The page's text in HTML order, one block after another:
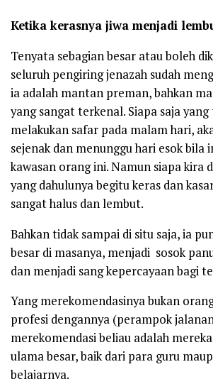
Ketika kerasnya jiwa menjadi
Tenyata sebagian besar atau boleh
seluruh pengiring jenazah sudah
ia adalah mantan preman, bahkan
yang sangat terkenal. Siapa saja
melakukan safar pada malam hari,
sejenak dan menunggu hari esok bila
kawasan orang ini. Namun siapa kira
yang dahulunya begitu keras dan
sangat halus dan lembut.
Bahkan tidak sampai di situ saja, ia
besar di masanya, menjadi sosok
dan menjadi sang kepercayaan bagi
Yang merekomendasinya bukan
profesi dengannya (perampok
merekomendasi beliau adalah
ulama besar, baik dari para guru
belajarnya.